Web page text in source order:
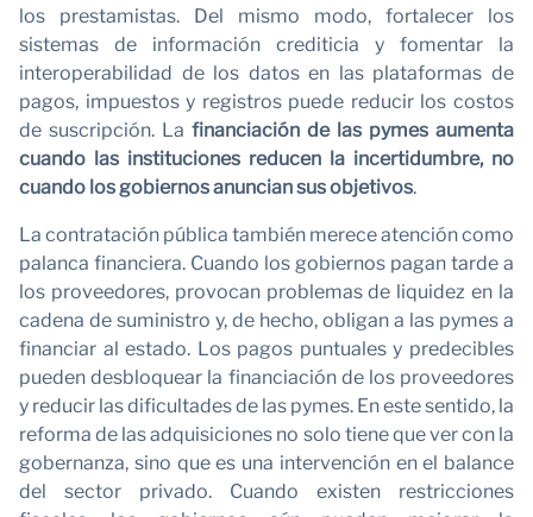
los prestamistas. Del mismo modo, fortalecer los
sistemas de información crediticia y fomentar la
interoperabilidad de los datos en las plataformas de
pagos, impuestos y registros puede reducir los costos
de suscripción. La financiación de las pymes aumenta
cuando las instituciones reducen la incertidumbre, no
cuando los gobiernos anuncian sus objetivos.
La contratación pública también merece atención como
palanca financiera. Cuando los gobiernos pagan tarde a
los proveedores, provocan problemas de liquidez en la
cadena de suministro y, de hecho, obligan a las pymes a
financiar al estado. Los pagos puntuales y predecibles
pueden desbloquear la financiación de los proveedores
y reducir las dificultades de las pymes. En este sentido, la
reforma de las adquisiciones no solo tiene que ver con la
gobernanza, sino que es una intervención en el balance
del sector privado. Cuando existen restricciones